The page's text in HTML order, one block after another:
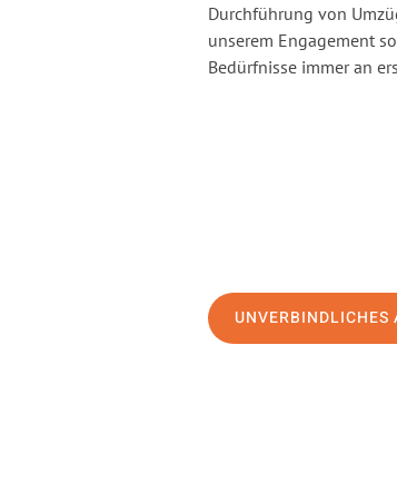
Durchführung von
unserem Engagement
Bedürfnisse immer an
UNVERBINDLICHES